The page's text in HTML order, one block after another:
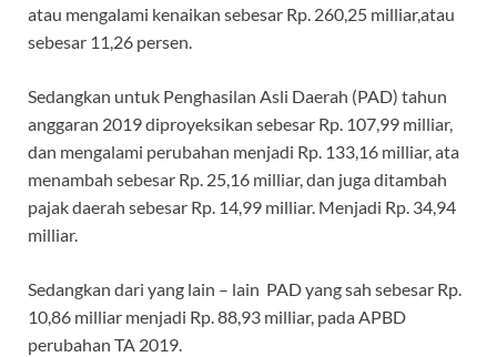
atau mengalami kenaikan sebesar Rp. 260,25 milliar,atau
sebesar 11,26 persen.
Sedangkan untuk Penghasilan Asli Daerah (PAD) tahun
anggaran 2019 diproyeksikan sebesar Rp. 107,99 milliar,
dan mengalami perubahan menjadi Rp. 133,16 milliar, ata
menambah sebesar Rp. 25,16 milliar, dan juga ditambah
pajak daerah sebesar Rp. 14,99 milliar. Menjadi Rp. 34,94
milliar.
Sedangkan dari yang lain – lain PAD yang sah sebesar Rp.
10,86 milliar menjadi Rp. 88,93 milliar, pada APBD
perubahan TA 2019.